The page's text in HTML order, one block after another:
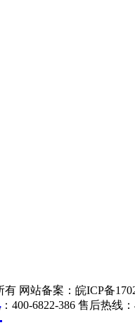
网站备案：皖ICP备
400-6822-386 售后热线：